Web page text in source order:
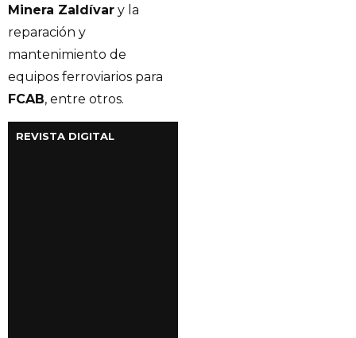
Minera Zaldívar y la
reparación y
mantenimiento de
equipos ferroviarios para
FCAB, entre otros.
REVISTA DIGITAL